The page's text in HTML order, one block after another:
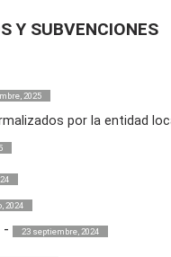
Y SUBVENCIONES
2025
por la entidad
2024
- 23 septiembre, 2024